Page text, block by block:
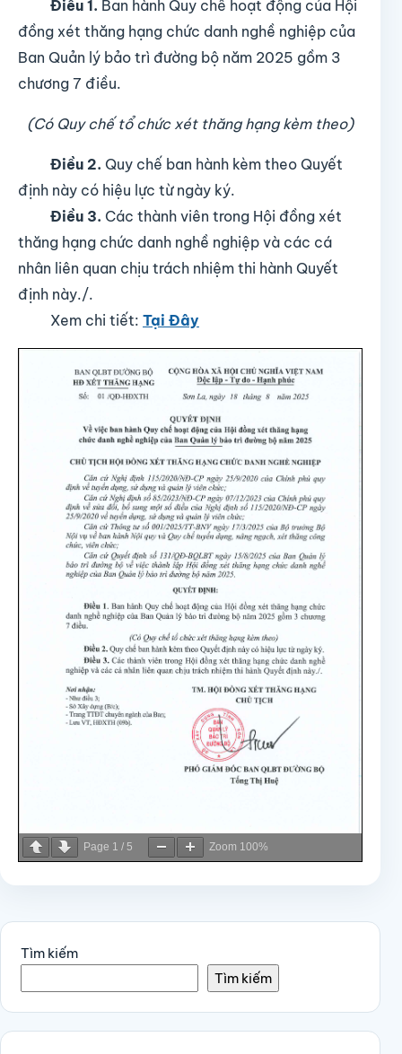
Điều 1. Ban hành Quy chế hoạt động của Hội
đồng xét thăng hạng chức danh nghề nghiệp của
Ban Quản lý bảo trì đường bộ năm 2025 gồm 3
chương 7 điều.
(Có Quy chế tổ chức xét thăng hạng kèm theo)
Điều 2. Quy chế ban hành kèm theo Quyết
định này có hiệu lực từ ngày ký.
Điều 3. Các thành viên trong Hội đồng xét
thăng hạng chức danh nghề nghiệp và các cá
nhân liên quan chịu trách nhiệm thi hành Quyết
định này./.
Xem chi tiết: Tại Đây
Page 1 / 5 Zoom 100%
Tìm kiếm
Tìm kiếm